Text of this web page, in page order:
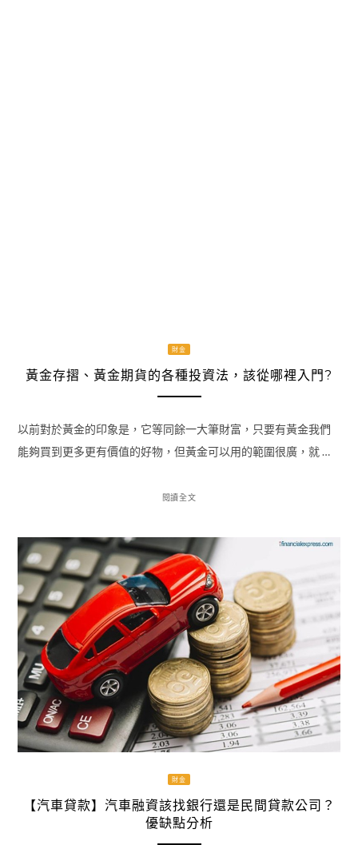
財金
黃金存摺、黃金期貨的各種投資法，該從哪裡入門?
以前對於黃金的印象是，它等同餘一大筆財富，只要有黃金我們
能夠買到更多更有價值的好物，但黃金可以用的範圍很廣，就 …
閱讀全文
財金
【汽車貸款】汽車融資該找銀行還是民間貸款公司？
優缺點分析